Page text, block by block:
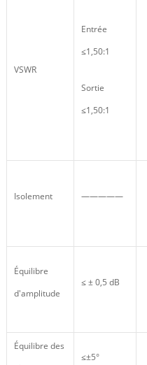
VSWR
Entrée
≤1,50:1
Sortie
≤1,50:1
Isolement —————
Équilibre
d'amplitude
≤ ± 0,5 dB
Équilibre des
≤±5°